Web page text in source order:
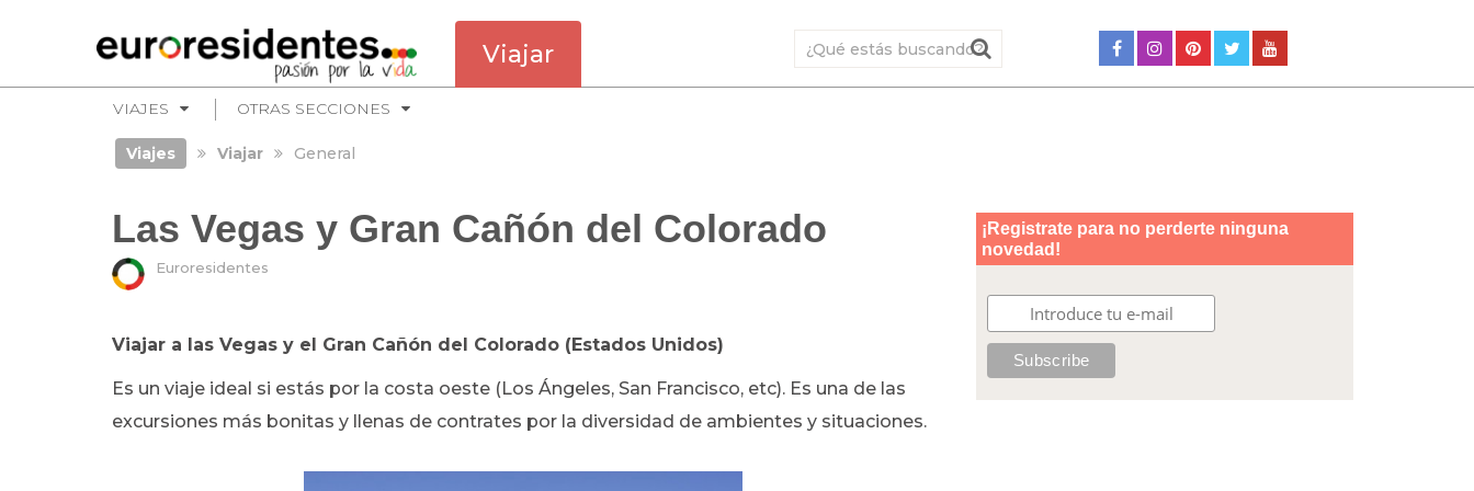
Viajar
VIAJES OTRAS SECCIONES
Viajes Viajar General
Las Vegas y Gran Cañón del Colorado
Euroresidentes
Viajar a las Vegas y el Gran Cañón del Colorado (Estados Unidos)
Es un viaje ideal si estás por la costa oeste (Los Ángeles, San Francisco, etc). Es una de las
excursiones más bonitas y llenas de contrates por la diversidad de ambientes y situaciones.